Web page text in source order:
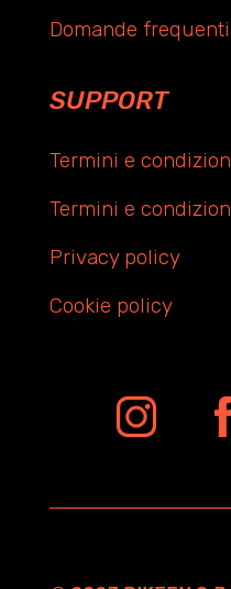
Domande
SUPPORT
Termini e
Termini e
Privacy policy
Cookie policy